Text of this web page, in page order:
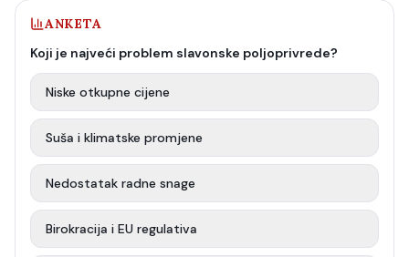
ANKETA
Koji je najveći problem slavonske poljoprivrede?
Niske otkupne cijene
Suša i klimatske promjene
Nedostatak radne snage
Birokracija i EU regulativa